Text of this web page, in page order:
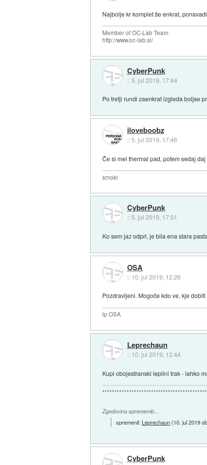
Najbolje kr komplet še enkrat,
Member of OC-Lab Team
http://www.oc-lab.si/
CyberPunk
:: 5. jul 2019, 17:44
Po tretji rundi zaenkrat izgleda boljse
iloveboobz
::5. jul 2019, 17:46
Če si mel thermal pad, potem sedaj
smoki
CyberPunk
:: 5. jul 2019, 17:51
Ko sem jaz odprl, je bila ena stara
OSA
:: 10. jul 2019, 12:26
Pozdravljeni. Mogoče kdo ve, kje
lp OSA
Leprechaun
:: 10. jul 2019, 12:44
Kupi obojestranski lepilni trak - lahko
Zgodovina sprememb…
spremenil:Leprechaun(10. jul 2019
CyberPunk